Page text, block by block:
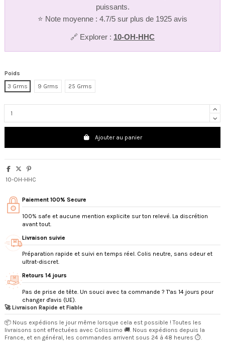
puissants.
⭐ Note moyenne : 4.7/5 sur plus de 1925 avis
🔗 Explorer : 10-OH-HHC
Poids
3 Grms
9 Grms 25 Grms
Ajouter au panier
10-OH-HHC
Paiement 100% Secure
100% safe et aucune mention explicite sur ton relevé. La discrétion
avant tout.
Livraison suivie
Préparation rapide et suivi en temps réel. Colis neutre, sans odeur et
ultrat-discret.
Retours 14 jours
Pas de prise de tête. Un souci avec ta commande ? T'as 14 jours pour
changer d'avis (UE).
🚀 Livraison Rapide et Fiable
📦 Nous expédions le jour même lorsque cela est possible ! Toutes les
livraisons sont effectuées avec Colissimo 🚚. Nous expédions depuis la
France, et en général, les commandes arrivent sous 24 à 48 heures ⏱️.